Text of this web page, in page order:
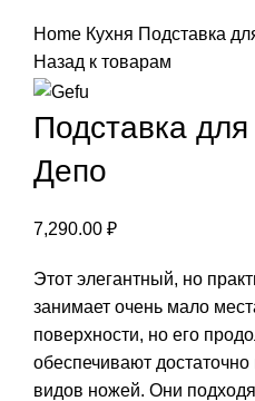
Home Кухня Подставка
Назад к товарам
Подставка
Депо
7,290.00 ₽
Этот элегантный, но
занимает очень мало
поверхности, но его
обеспечивают
видов ножей. Они